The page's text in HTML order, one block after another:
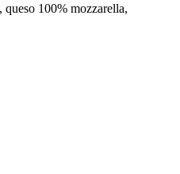
queso 100% mozzarella,